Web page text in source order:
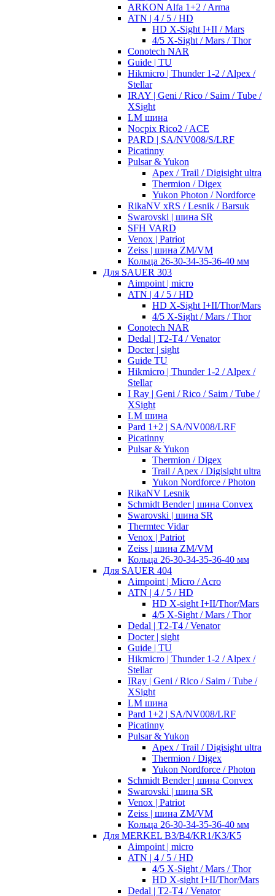
ARKON Alfa 1+2 / Arma
ATN | 4 / 5 / HD
HD X-Sight I+II / Mars
4/5 X-Sight / Mars / Thor
Conotech NAR
Guide | TU
Hikmicro | Thunder 1-2 / Alpex /
Stellar
IRAY | Geni / Rico / Saim / Tube /
XSight
LM шина
Nocpix Rico2 / ACE
PARD | SA/NV008/S/LRF
Picatinny
Pulsar & Yukon
Apex / Trail / Digisight ultra
Thermion / Digex
Yukon Photon / Nordforce
RikaNV xRS / Lesnik / Barsuk
Swarovski | шина SR
SFH VARD
Venox | Patriot
Zeiss | шина ZM/VM
Кольца 26-30-34-35-36-40 мм
Для SAUER 303
Aimpoint | micro
ATN | 4 / 5 / HD
HD X-Sight I+II/Thor/Mars
4/5 X-Sight / Mars / Thor
Conotech NAR
Dedal | T2-T4 / Venator
Docter | sight
Guide TU
Hikmicro | Thunder 1-2 / Alpex /
Stellar
I Ray | Geni / Rico / Saim / Tube /
XSight
LM шина
Pard 1+2 | SA/NV008/LRF
Picatinny
Pulsar & Yukon
Thermion / Digex
Trail / Apex / Digisight ultra
Yukon Nordforce / Photon
RikaNV Lesnik
Schmidt Bender | шина Convex
Swarovski | шина SR
Thermtec Vidar
Venox | Patriot
Zeiss | шина ZM/VM
Кольца 26-30-34-35-36-40 мм
Для SAUER 404
Aimpoint | Micro / Acro
ATN | 4 / 5 / HD
HD X-sight I+II/Thor/Mars
4/5 X-Sight / Mars / Thor
Dedal | T2-T4 / Venator
Docter | sight
Guide | TU
Hikmicro | Thunder 1-2 / Alpex /
Stellar
IRay | Geni / Rico / Saim / Tube /
XSight
LM шина
Pard 1+2 | SA/NV008/LRF
Picatinny
Pulsar & Yukon
Apex / Trail / Digisight ultra
Thermion / Digex
Yukon Nordforce / Photon
Schmidt Bender | шина Convex
Swarovski | шина SR
Venox | Patriot
Zeiss | шина ZM/VM
Кольца 26-30-34-35-36-40 мм
Для MERKEL B3/B4/KR1/K3/K5
Aimpoint | micro
ATN | 4 / 5 / HD
4/5 X-Sight / Mars / Thor
HD X-sight I+II/Thor/Mars
Dedal | T2-T4 / Venator